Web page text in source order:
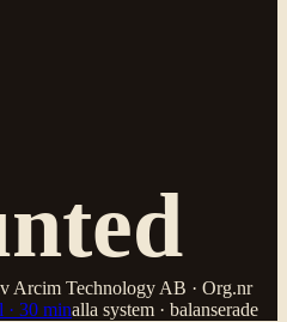
Arcim Technology AB · Org.nr
· 30 minalla system · balanserade